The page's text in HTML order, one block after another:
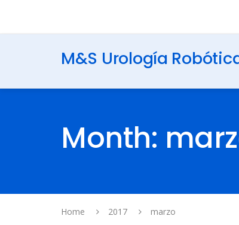
M&S Urología
Month:
Home 2017 marzo